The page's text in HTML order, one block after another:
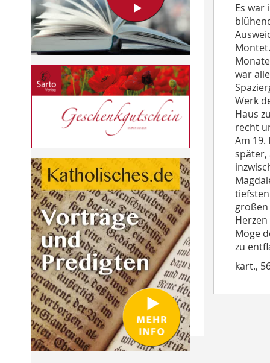
Es war
war
Werk
Haus
recht
Am 19.
später,
Möge
zu
kart.,